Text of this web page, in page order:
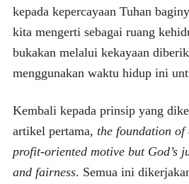
kepada kepercayaan Tuhan
kita mengerti sebagai ruang
bukakan melalui kekayaan
menggunakan waktu hidup ini
Kembali kepada prinsip yang
artikel pertama, the foundation of
profit-oriented motive but God’s
and fairness. Semua ini